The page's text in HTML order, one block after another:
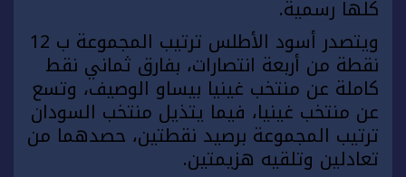
كلها رسمية.
ويتصدر أسود الأطلس ترتيب المجموعة ب 12
نقطة من أربعة انتصارات، بفارق ثماني نقط
كاملة عن منتخب غينيا بيساو الوصيف، وتسع
عن منتخب غينيا، فيما يتذيل منتخب السودان
ترتيب المجموعة برصيد نقطتين، حصدهما من
تعادلين وتلقيه هزيمتين.